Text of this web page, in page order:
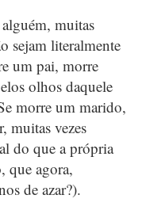
muitas
sejam literalmente
um pai, morre
olhos daquele
morre um marido,
muitas vezes
do que a própria
que agora,
de azar?).